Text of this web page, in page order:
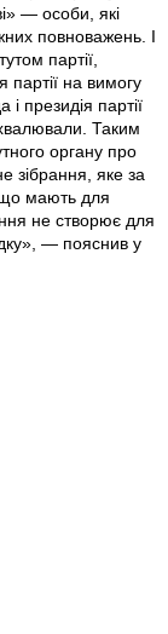
— особи, які
повноважень. І
партії,
партії на вимогу
президія партії
Таким
органу про
зібрання, яке за
мають для
не створює для
— ­пояснив у